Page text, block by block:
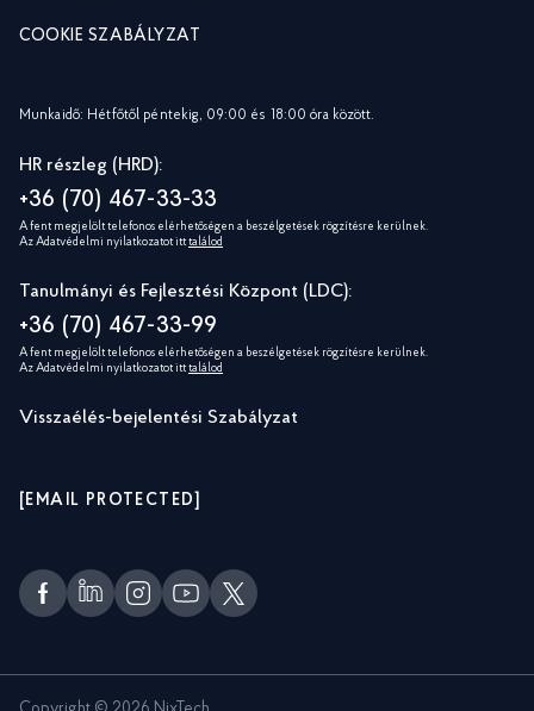
COOKIE SZABÁLYZAT
Munkaidő: Hétfőtől péntekig, 09:00 és 18:00 óra között.
HR részleg (HRD):
+36 (70) 467-33-33
A fent megjelölt telefonos elérhetőségen a beszélgetések rögzítésre kerülnek.
Az Adatvédelmi nyilatkozatot itt találod
Tanulmányi és Fejlesztési Központ (LDC):
+36 (70) 467-33-99
A fent megjelölt telefonos elérhetőségen a beszélgetések rögzítésre kerülnek.
Az Adatvédelmi nyilatkozatot itt találod
Visszaélés-bejelentési Szabályzat
[EMAIL PROTECTED]